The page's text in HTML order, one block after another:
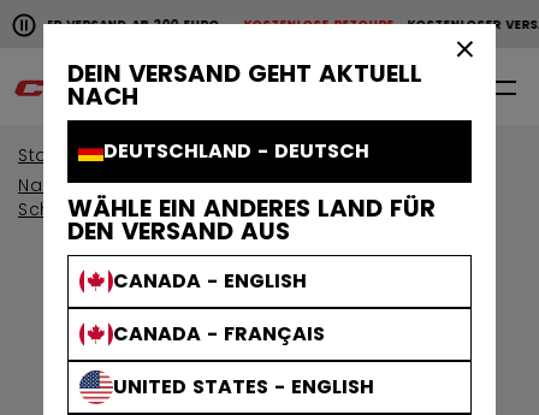
DEIN VERSAND GEHT AKTUELL
NACH
DEUTSCHLAND - DEUTSCH
WÄHLE EIN ANDERES LAND FÜR
DEN VERSAND AUS
CANADA - ENGLISH
CANADA - FRANÇAIS
UNITED STATES - ENGLISH
Horizontale Bildlaufanimation anhalten.
VERSAND AB 200 EUROKOSTENLOSE RETOURE KOSTENLOSER
KOSTENLOSER VERSAND AB 200 EURO KOSTENLOSE
0
Start
Schutzausrüstung
Nach Altersgruppe anzeigen
Schutzausrüstung Senior